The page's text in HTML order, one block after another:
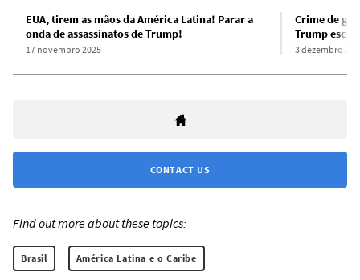
EUA, tirem as mãos da América Latina! Parar a
onda de assassinatos de Trump!
17 novembro 2025
Crime de
Trump
3 dezembro
CONTACT US
Find out more about these topics:
Brasil América Latina e o Caribe